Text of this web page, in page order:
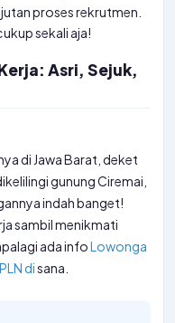
proses rekrutmen.
sekali aja!
Asri, Sejuk,
di Jawa Barat, deket
gunung Ciremai,
indah banget!
sambil menikmati
ada infoLowonga
disana.